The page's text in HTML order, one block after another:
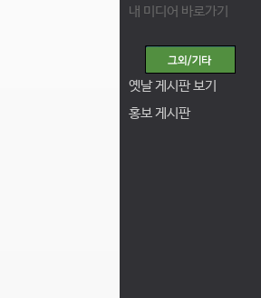
내 미디어 바로가기
옛날 게시판 보기
홍보 게시판